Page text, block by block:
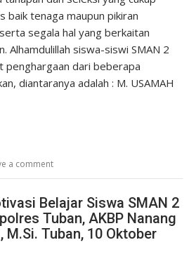
baik tenaga maupun pikiran
segala hal yang berkaitan
Alhamdulillah siswa-siswi SMAN 2
penghargaan dari beberapa
diantaranya adalah : M. USAMAH
a comment
Belajar Siswa SMAN 2
Tuban, AKBP Nanang
M.Si. Tuban, 10 Oktober